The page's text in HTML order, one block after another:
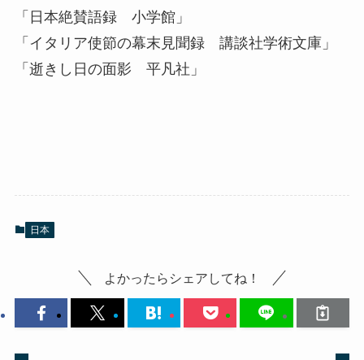
「日本絶賛語録 小学館」
「イタリア使節の幕末見聞録 講談社学術文庫」
「逝きし日の面影 平凡社」
日本
よかったらシェアしてね！